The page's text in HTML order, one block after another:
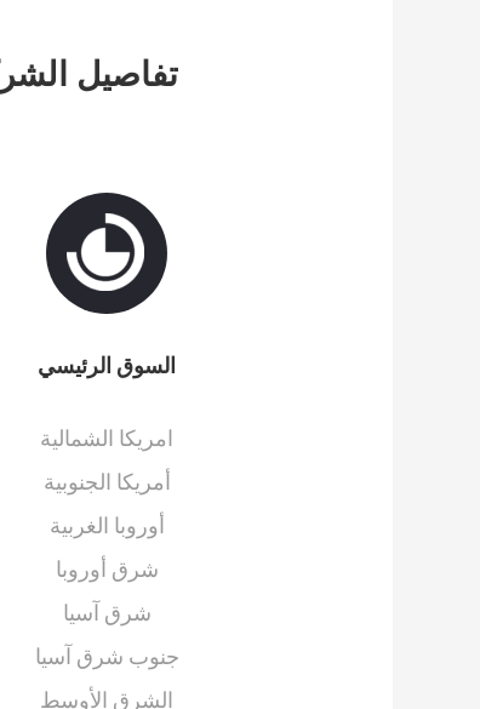
تفاصيل
السوق الرئيسي
امريكا الشمالية
أمريكا الجنوبية
أوروبا الغربية
شرق أوروبا
شرق آسيا
جنوب شرق آسيا
الشرق الأوسط